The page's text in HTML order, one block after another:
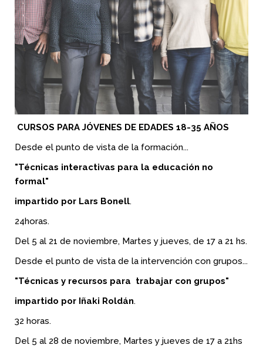
CURSOS PARA JÓVENES DE EDADES 18-35 AÑOS
Desde el punto de vista de la formación...
"Técnicas interactivas para la educación no
formal"
impartido por Lars Bonell.
24horas.
Del 5 al 21 de noviembre, Martes y jueves, de 17 a 21 hs.
Desde el punto de vista de la intervención con grupos...
"Técnicas y recursos para trabajar con grupos"
impartido por Iñaki Roldán.
32 horas.
Del 5 al 28 de noviembre, Martes y jueves de 17 a 21hs